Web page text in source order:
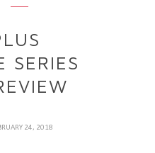
SERIES
24, 2018